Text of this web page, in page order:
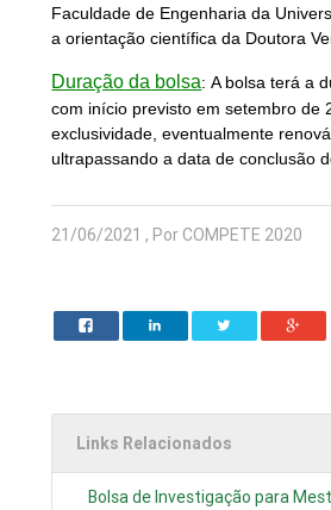
Faculdade de Engenharia da
a orientação científica da Doutora
Duração da bolsa:A bolsa terá a
com início previsto em setembro de
exclusividade, eventualmente
ultrapassando a data de conclusão
21/06/2021 , Por COMPETE 2020
Links Relacionados
Bolsa de Investigação para